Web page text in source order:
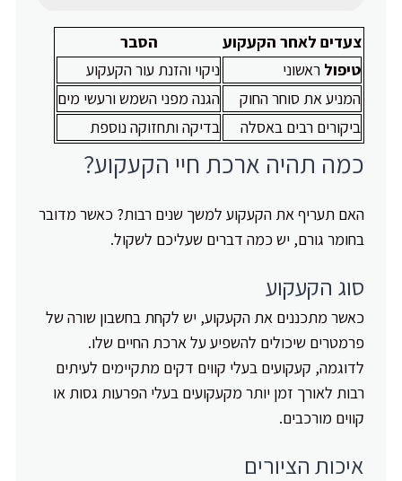
צעדים לאחר הקעקוע
הסבר
טיפול ראשוני
ניקוי והזנת עור הקעקוע
המניע את סוחר החוק
הגנה מפני השמש ורעשי מים
ביקורים רבים באסלה
בדיקה ותחזוקה נוספת
כמה תהיה ארכת חיי הקעקוע?
האם תעריף את הקעקוע למשך שנים רבות? כאשר מדובר
בחומר גורם, יש כמה דברים שעליכם לשקול.
סוג הקעקוע
כאשר מתכננים את הקעקוע, יש לקחת בחשבון שורה של
פרמטרים שיכולים להשפיע על ארכת החיים שלו.
לדוגמה, קעקועים בעלי קווים דקים מתקיימים לעיתים
רבות לאורך זמן יותר מקעקועים בעלי הפרעות גסות או
קווים מורכבים.
איכות הציורים